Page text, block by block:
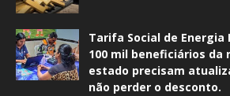
Tarifa Social de Energia
100 mil beneficiários da
estado precisam
não perder o desconto.